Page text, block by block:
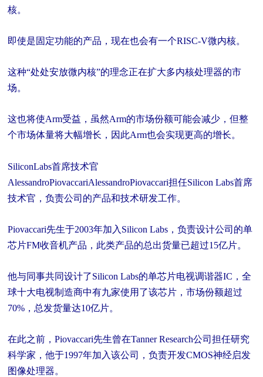
核。
即使是固定功能的产品，现在也会有一个RISC-V微内核。
这种“处处安放微内核”的理念正在扩大多内核处理器的市
场。
这也将使Arm受益，虽然Arm的市场份额可能会减少，但整
个市场体量将大幅增长，因此Arm也会实现更高的增长。
SiliconLabs首席技术官
AlessandroPiovaccariAlessandroPiovaccari担任Silicon Labs首席
技术官，负责公司的产品和技术研发工作。
Piovaccari先生于2003年加入Silicon Labs，负责设计公司的单
芯片FM收音机产品，此类产品的总出货量已超过15亿片。
他与同事共同设计了Silicon Labs的单芯片电视调谐器IC，全
球十大电视制造商中有九家使用了该芯片，市场份额超过
70%，总发货量达10亿片。
在此之前，Piovaccari先生曾在Tanner Research公司担任研究
科学家，他于1997年加入该公司，负责开发CMOS神经启发
图像处理器。